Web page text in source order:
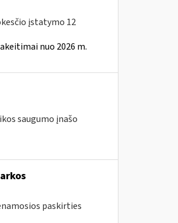
įstatymo 12
nuo 2026 m.
saugumo įnašo
paskirties